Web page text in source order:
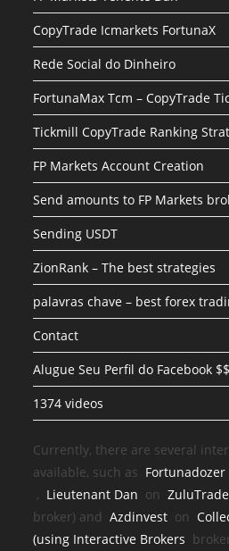
CopyTrade Icmarkets FortunaX
Rede Social do Dinheiro
FortunaMax Tcm – CopyTrade
Tickmill CopyTrade Ranking
FP Markets Account Creation
Send amounts to FP Markets
Sending USDT
ZionRank – The best strategies
palavras chave – best forex
Contact
Alugue Seu Perfil do Facebook
1374 videos
Currently, there are several
available, such as Fortunadozer
, Lieutenant Dan onZuluTrade
broker) andAzdinvest on
(using Interactive Brokers